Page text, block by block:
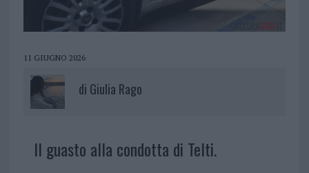
11 GIUGNO 2026
di Giulia Rago
Il guasto alla condotta di Telti.